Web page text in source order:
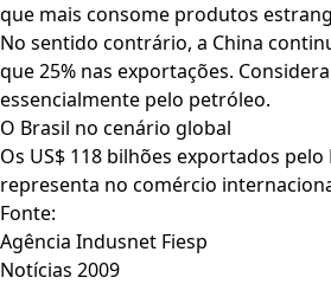
que mais consome produtos
No sentido contrário, a China
que 25% nas exportações.
essencialmente pelo petróleo.
O Brasil no cenário global
Os US$ 118 bilhões exportados
representa no comércio
Fonte:
Agência Indusnet Fiesp
Notícias 2009